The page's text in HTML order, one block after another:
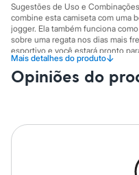
Pijamas
Sutiãs e Tops
Moda praia
Biquínis
Maiôs
Saídas de praia
Personagens
Casacos e Jaquetas
Sugestões de Uso e
combine esta camiseta com uma
jogger. Ela também funciona
sobre uma regata nos dias mais
esportivo e você estará pronto
A gente se encontra na C&A! ❤
Mais detalhes do produto↓
Informacoes gerais:
Opiniões do